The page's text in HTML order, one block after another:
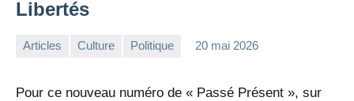
Libertés
Articles Culture Politique 20 mai 2026
Pour ce nouveau numéro de « Passé Présent », sur